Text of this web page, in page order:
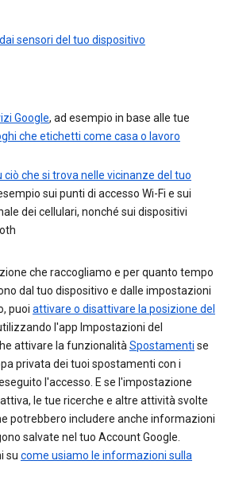
sensori del tuo dispositivo
Google, ad esempio in base alle tue
che etichetti come casa o lavoro
ciò che si trova nelle vicinanze del tuo
sui punti di accesso Wi-Fi e sui
dei cellulari, nonché sui dispositivi
che raccogliamo e per quanto tempo
dal tuo dispositivo e dalle impostazioni
puoi attivare o disattivare la posizione del
l'app Impostazioni del
attivare la funzionalitàSpostamenti se
privata dei tuoi spostamenti con i
l'accesso. E se l'impostazione
le tue ricerche e altre attività svolte
potrebbero includere anche informazioni
salvate nel tuo Account Google.
su come usiamo le informazioni sulla